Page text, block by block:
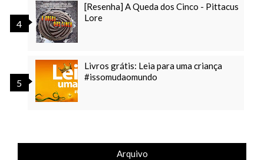
[Resenha] A Queda dos Cinco - Pittacus
Lore
Livros grátis: Leia para uma criança
#issomudaomundo
Arquivo